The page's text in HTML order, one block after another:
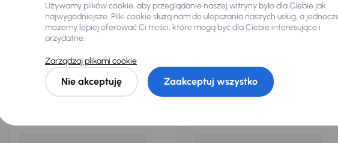
dla Ciebie
oferty. Kupimy dla Ciebie
Używamy plików cookie, aby przeglądanie naszej witryny było dla Ciebie jak
najwygodniejsze. Pliki cookie służą nam do ulepszania naszych usług, a
możemy lepiej oferować Ci treści, które mogą być dla Ciebie interesujące i
przydatne.
Zarządzaj plikami cookie
Nie akceptuję Zaakceptuj wszystko